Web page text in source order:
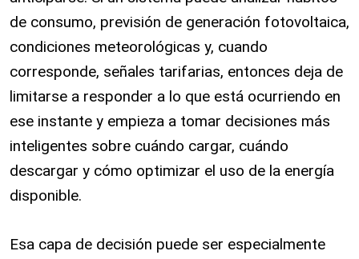
de consumo, previsión de generación fotovoltaica,
condiciones meteorológicas y, cuando
corresponde, señales tarifarias, entonces deja de
limitarse a responder a lo que está ocurriendo en
ese instante y empieza a tomar decisiones más
inteligentes sobre cuándo cargar, cuándo
descargar y cómo optimizar el uso de la energía
disponible.
Esa capa de decisión puede ser especialmente